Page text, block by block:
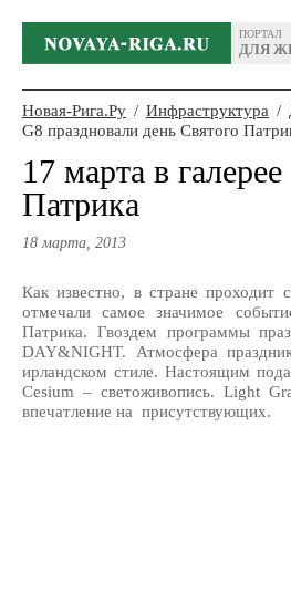
ПОРТАЛ
ДЛЯ
Новая-Рига.Ру / Инфраструктура /
G8 праздновали день Святого
17 марта в
Патрика
18 марта, 2013
Как известно, в стране
отмечали самое значимое
Патрика. Гвоздем программы
DAY&NIGHT. Атмосфера
ирландском стиле. Настоящим
Cesium – светоживопись. Light
впечатление на присутствующих.